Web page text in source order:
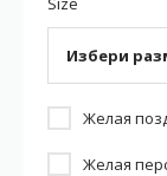
Избери
Желая
Желая